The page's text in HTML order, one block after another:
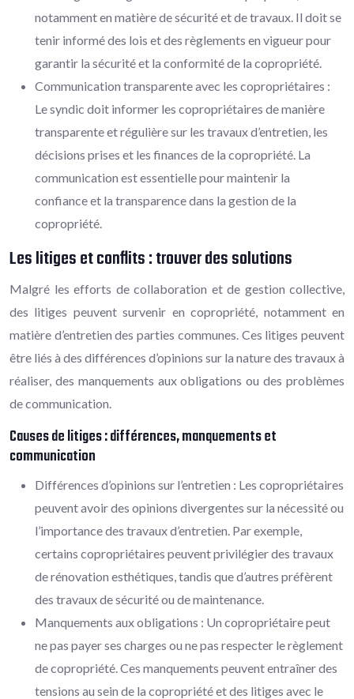
notamment en matière de sécurité et de travaux. Il doit se
tenir informé des lois et des règlements en vigueur pour
garantir la sécurité et la conformité de la copropriété.
Communication transparente avec les copropriétaires :
Le syndic doit informer les copropriétaires de manière
transparente et régulière sur les travaux d’entretien, les
décisions prises et les finances de la copropriété. La
communication est essentielle pour maintenir la
confiance et la transparence dans la gestion de la
copropriété.
Les litiges et conflits : trouver des solutions
Malgré les efforts de collaboration et de gestion collective,
des litiges peuvent survenir en copropriété, notamment en
matière d’entretien des parties communes. Ces litiges peuvent
être liés à des différences d’opinions sur la nature des travaux à
réaliser, des manquements aux obligations ou des problèmes
de communication.
Causes de litiges : différences, manquements et
communication
Différences d’opinions sur l’entretien : Les copropriétaires
peuvent avoir des opinions divergentes sur la nécessité ou
l’importance des travaux d’entretien. Par exemple,
certains copropriétaires peuvent privilégier des travaux
de rénovation esthétiques, tandis que d’autres préfèrent
des travaux de sécurité ou de maintenance.
Manquements aux obligations : Un copropriétaire peut
ne pas payer ses charges ou ne pas respecter le règlement
de copropriété. Ces manquements peuvent entraîner des
tensions au sein de la copropriété et des litiges avec le